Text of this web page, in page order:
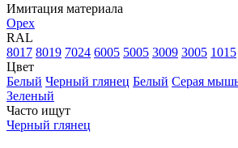
Имитация материала
Орех
RAL
8017 8019 7024 6005 5005 3009 3005 1015
Цвет
Белый Черный глянец Белый Серая
Зеленый
Часто ищут
Черный глянец